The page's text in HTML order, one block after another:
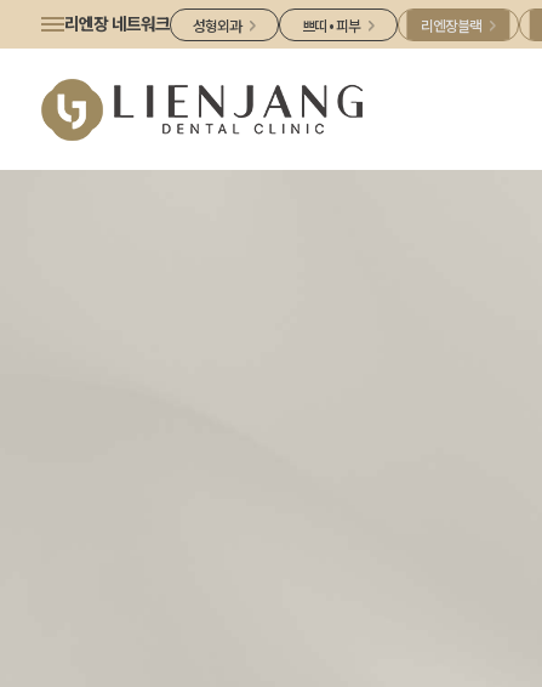
리엔장 네트워크 성형외과 쁘띠 • 피부 리엔장블랙